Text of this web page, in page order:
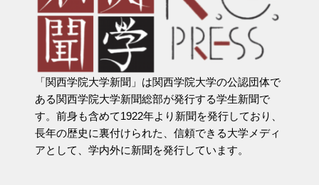
「関西学院大学新聞」は関西学院大学の公認団体で
ある関西学院大学新聞総部が発行する学生新聞で
す。前身も含めて1922年より新聞を発行しており、
長年の歴史に裏付けられた、信頼できる大学メディ
アとして、学内外に新聞を発行しています。